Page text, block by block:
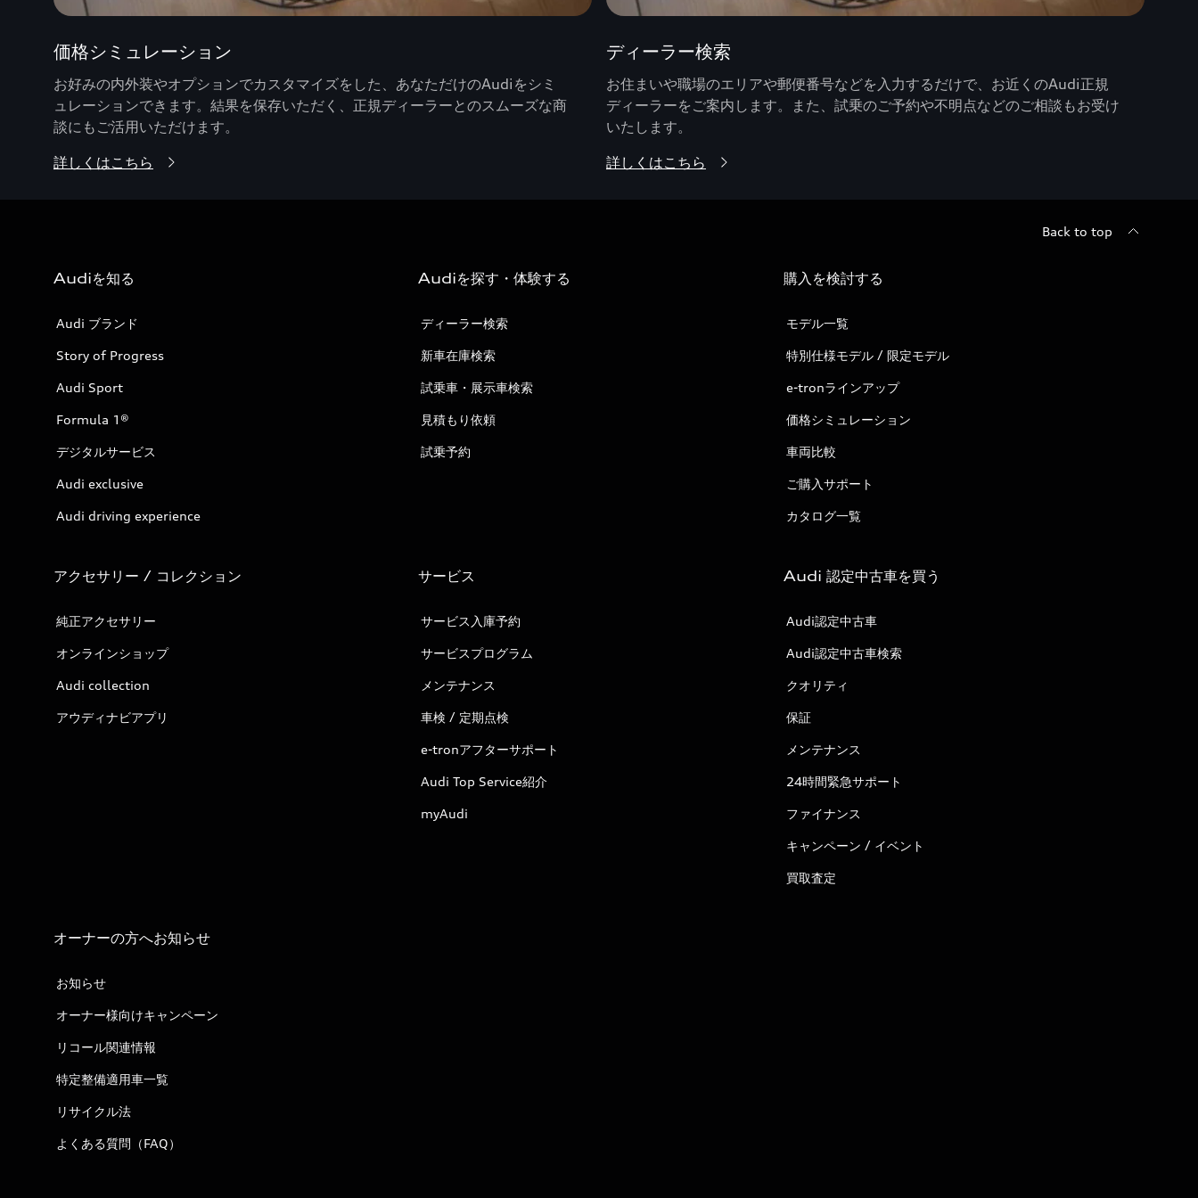
価格シミュレーション
お好みの内外装やオプションでカスタマイズをした、あなただけのAudiをシミ
ュレーションできます。結果を保存いただく、正規ディーラーとのスムーズな商
談にもご活用いただけます。
詳しくはこちら
ディーラー検索
お住まいや職場のエリアや郵便番号などを入力するだけで、お近くのAudi正規
ディーラーをご案内します。また、試乗のご予約や不明点などのご相談もお受け
いたします。
詳しくはこちら
Back to top
Audiを知る
Audi ブランド
Story of Progress
Audi Sport
Formula 1®
デジタルサービス
Audi exclusive
Audi driving experience
Audiを探す・体験する
ディーラー検索
新車在庫検索
試乗車・展示車検索
見積もり依頼
試乗予約
購入を検討する
モデル一覧
特別仕様モデル / 限定モデル
e-tronラインアップ
価格シミュレーション
車両比較
ご購入サポート
カタログ一覧
アクセサリー / コレクション
純正アクセサリー
オンラインショップ
Audi collection
アウディナビアプリ
サービス
サービス入庫予約
サービスプログラム
メンテナンス
車検 / 定期点検
e-tronアフターサポート
Audi Top Service紹介
myAudi
Audi 認定中古車を買う
Audi認定中古車
Audi認定中古車検索
クオリティ
保証
メンテナンス
24時間緊急サポート
ファイナンス
キャンペーン / イベント
買取査定
オーナーの方へお知らせ
お知らせ
オーナー様向けキャンペーン
リコール関連情報
特定整備適用車一覧
リサイクル法
よくある質問（FAQ）